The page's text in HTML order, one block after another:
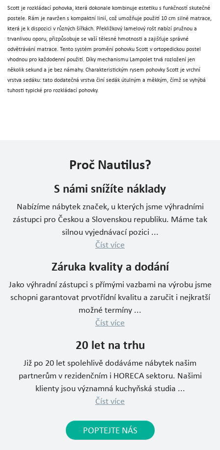
Scott je rozkládací pohovka, která dokonale kombinuje estetiku s funkčností skutečné
postele. Rám je navržen s kompaktní linií, což umožňuje použití 10 cm silné matrace,
která je k dispozici v různých šířkách. Překližkový lamelový rošt nabízí pružnou a
trvanlivou oporu, přizpůsobuje se vaší tělesné hmotnosti a zajišťuje správné
odvětrávání matrace. Tento systém promění pohovku Scott v ortopedickou postel
vhodnou pro každodenní použití. Díky mechanismu Lampolet trvá rozložení jen
několik sekund a je bez námahy. Charakteristickým rysem pohovky Scott je vrchní
vrstva sedáku: tato dodatečná vrstva činí sedák útulným a měkkým, čímž se vyhýbá
tuhosti typické pro rozkládací pohovky.
Proč Nautilus?
S námi snížíte náklady
Nabízíme nábytek značek, u kterých jsme výhradními
zástupci pro Českou a Slovenskou republiku. Máme tak
silnou vyjednávací pozici ...
Číst více
Záruka kvality a dodání
Jako výhradní zástupci s přímými vazbami na výrobu jsme
schopni garantovat prvotřídní kvalitu a zaručit i nejkratší
možné termíny ...
Číst více
20 let na trhu
Již po 20 let spolehlivě dodáváme nábytek našim
partnerům v rezidenčním i HORECA sektoru. Našimi
klienty jsou významná kuchyňská studia ...
Číst více
POPTEJTE NÁS